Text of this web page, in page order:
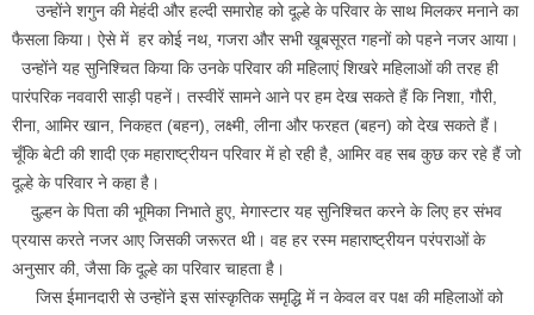
उन्होंने शगुन की मेहंदी और हल्दी समारोह को दूल्हे के परिवार के साथ मिलकर मनाने का
फैसला किया। ऐसे में हर कोई नथ, गजरा और सभी खूबसूरत गहनों को पहने नजर आया।
उन्होंने यह सुनिश्चित किया कि उनके परिवार की महिलाएं शिखरे महिलाओं की तरह ही
पारंपरिक नववारी साड़ी पहनें। तस्वीरें सामने आने पर हम देख सकते हैं कि निशा, गौरी,
रीना, आमिर खान, निकहत (बहन), लक्ष्मी, लीना और फरहत (बहन) को देख सकते हैं।
चूँकि बेटी की शादी एक महाराष्ट्रीयन परिवार में हो रही है, आमिर वह सब कुछ कर रहे हैं जो
दूल्हे के परिवार ने कहा है।
दुल्हन के पिता की भूमिका निभाते हुए, मेगास्टार यह सुनिश्चित करने के लिए हर संभव
प्रयास करते नजर आए जिसकी जरूरत थी। वह हर रस्म महाराष्ट्रीयन परंपराओं के
अनुसार की, जैसा कि दूल्हे का परिवार चाहता है।
जिस ईमानदारी से उन्होंने इस सांस्कृतिक समृद्धि में न केवल वर पक्ष की महिलाओं को